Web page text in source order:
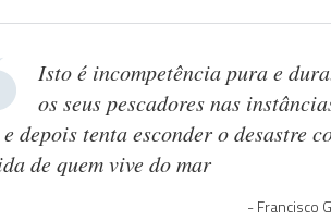
Isto é incompetência pura e
os seus pescadores nas
depois tenta esconder o desastre
de quem vive do mar
Francisco